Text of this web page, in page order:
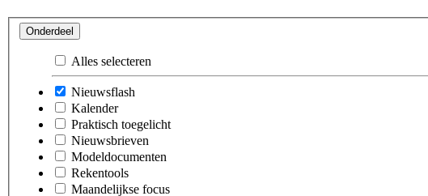
Onderdeel
Alles selecteren
Nieuwsflash
Kalender
Praktisch toegelicht
Nieuwsbrieven
Modeldocumenten
Rekentools
Maandelijkse focus